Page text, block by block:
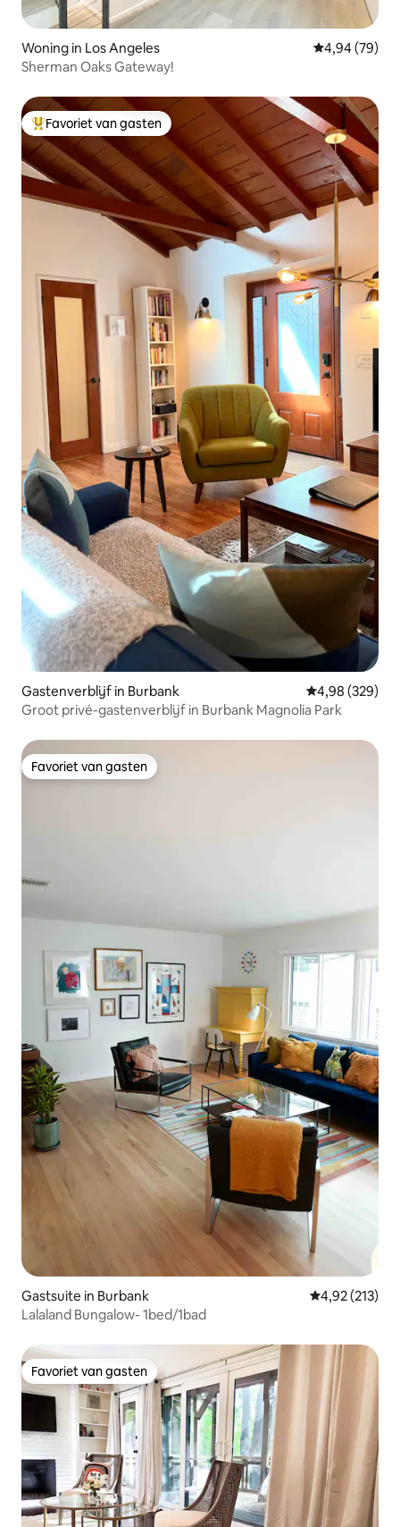
Woning in Los Angeles Gemiddelde
4,94 (79)
Sherman Oaks Gateway!
Topfavoriet van gasten
Favoriet van gasten
Gastenverblijf in Burbank Gemiddelde
4,98 (329)
Groot privé-gastenverblijf in Burbank Magnolia Park
Favoriet van gasten
Favoriet van gasten
Gastsuite in Burbank Gemiddelde
4,92 (213)
Lalaland Bungalow- 1bed/1bad
Favoriet van gasten
Favoriet van gasten